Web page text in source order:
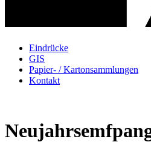
Eindrücke
GIS
Papier- / Kartonsammlungen
Kontakt